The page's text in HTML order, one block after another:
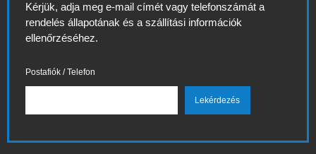
Kérjük, adja meg e-mail címét vagy telefonszámát a
rendelés állapotának és a szállítási információk
ellenőrzéséhez.
Postafiók / Telefon